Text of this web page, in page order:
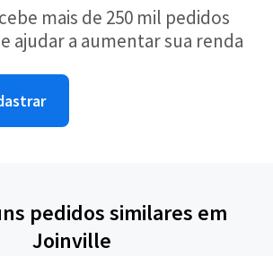
mais de 250 mil pedidos
ajudar a aumentar sua renda
pedidos similares em
Joinville